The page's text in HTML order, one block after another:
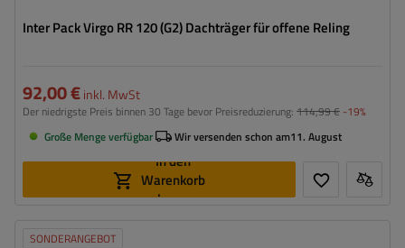
Inter Pack Virgo RR 120 (G2) Dachträger für offene Reling
92,00 €inkl. MwSt
Der niedrigste Preis binnen 30 Tage bevor Preisreduzierung: 114,99 € -19%
Große Menge verfügbar
Wir versenden schon am11. August
In den
Warenkorb
legen
SONDERANGEBOT